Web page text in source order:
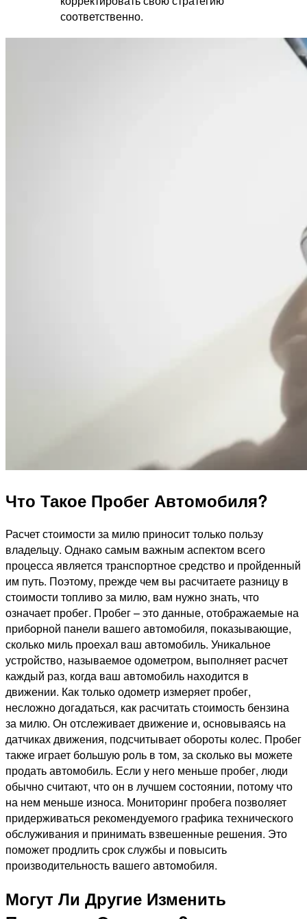
соответственно.
Что Такое Пробег Автомобиля?
Расчет стоимости за милю приносит только пользу
владельцу. Однако самым важным аспектом всего
процесса является транспортное средство и пройденный
им путь. Поэтому, прежде чем вы расчитаете разницу в
стоимости топливо за милю, вам нужно знать, что
означает пробег. Пробег – это данные, отображаемые на
приборной панели вашего автомобиля, показывающие,
сколько миль проехал ваш автомобиль. Уникальное
устройство, называемое одометром, выполняет расчет
каждый раз, когда ваш автомобиль находится в
движении. Как только одометр измеряет пробег,
несложно догадаться, как расчитать стоимость бензина
за милю. Он отслеживает движение и, основываясь на
датчиках движения, подсчитывает обороты колес. Пробег
также играет большую роль в том, за сколько вы можете
продать автомобиль. Если у него меньше пробег, люди
обычно считают, что он в лучшем состоянии, потому что
на нем меньше износа. Мониторинг пробега позволяет
придерживаться рекомендуемого графика технического
обслуживания и принимать взвешенные решения. Это
поможет продлить срок службы и повысить
производительность вашего автомобиля.
Могут Ли Другие Изменить